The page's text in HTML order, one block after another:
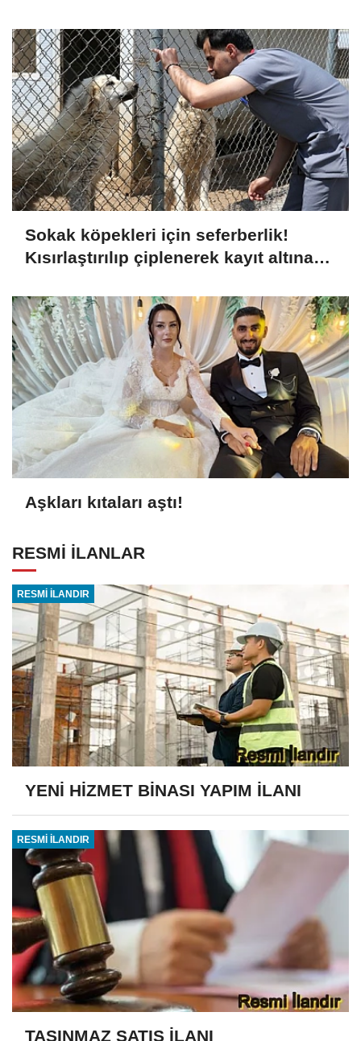
Sokak köpekleri için seferberlik!
Kısırlaştırılıp çiplenerek kayıt altına
Aşkları kıtaları aştı!
RESMİ İLANLAR
RESMİ İLANDIR
YENİ HİZMET BİNASI YAPIM İLANI
RESMİ İLANDIR
TAŞINMAZ SATIŞ İLANI